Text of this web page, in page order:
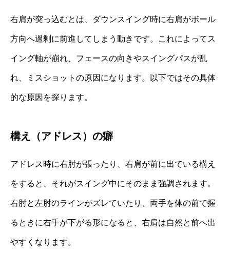
右肩が突っ込むとは、ダウンスイング時に右肩がボール
方向へ過剰に前進してしまう動きです。これによってス
イング軸が崩れ、フェースの向きやスイングパスが乱
れ、ミスショットの原因になります。以下ではその具体
的な原因を探ります。
構え（アドレス）の癖
アドレス時に右肘が張ったり、右肩が前に出ている構え
をすると、それがスイング中にそのまま強調されます。
右肘と左肘のラインがズレていたり、両手を体の前で握
るときに右手が下がる形になると、右肩は自然と前へ出
やすくなります。